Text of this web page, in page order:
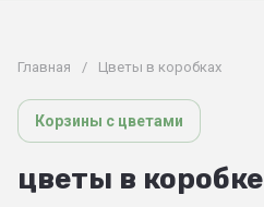
Главная / Цветы в коробках
Корзины с цветами
цветы в коробке